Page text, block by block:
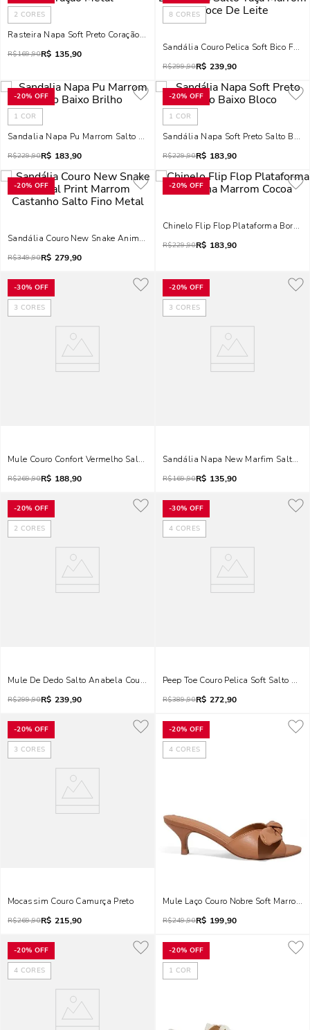
2 CORES
Rasteira Napa Soft Preto Coração Metal
R$169,90R$ 135,90
8 CORES
Sandália Couro Pelica Soft Bico
R$299,90R$ 239,90
-20% OFF
1 COR
Sandalia Napa Pu Marrom Salto Baixo Brilho
R$229,90R$ 183,90
-20% OFF
1 COR
Sandália Napa Soft Preto Salto
R$229,90R$ 183,90
-20% OFF
Sandália Couro New Snake Animal Print Marrom Castanho Salto Fino Metal
R$349,90R$ 279,90
-20% OFF
Chinelo Flip Flop Plataforma
R$229,90R$ 183,90
-30% OFF
3 CORES
Mule Couro Confort Vermelho Salto Alto Fino Bico Quadrado
R$269,90R$ 188,90
-20% OFF
3 CORES
Sandália Napa New Marfim Salto
R$169,90R$ 135,90
-20% OFF
2 CORES
Mule De Dedo Salto Anabela Couro Confort Marrom Terracota
R$299,90R$ 239,90
-30% OFF
4 CORES
Peep Toe Couro Pelica Soft Salto
R$389,90R$ 272,90
-20% OFF
3 CORES
Mocassim Couro Camurça Preto
R$269,90R$ 215,90
-20% OFF
4 CORES
Mule Laço Couro Nobre Soft Marrom
R$249,90R$ 199,90
-20% OFF
4 CORES
-20% OFF
1 COR